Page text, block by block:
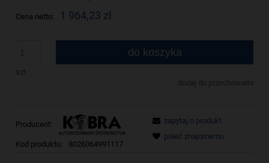
Cena netto: 1 964,23 zł
do koszyka
dodaj do przechowalni
Producent:
Kod produktu: 8026064991117
zapytaj o produkt
poleć znajomemu